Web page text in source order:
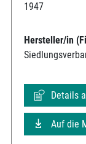
1947
Hersteller/in
Details
Auf die